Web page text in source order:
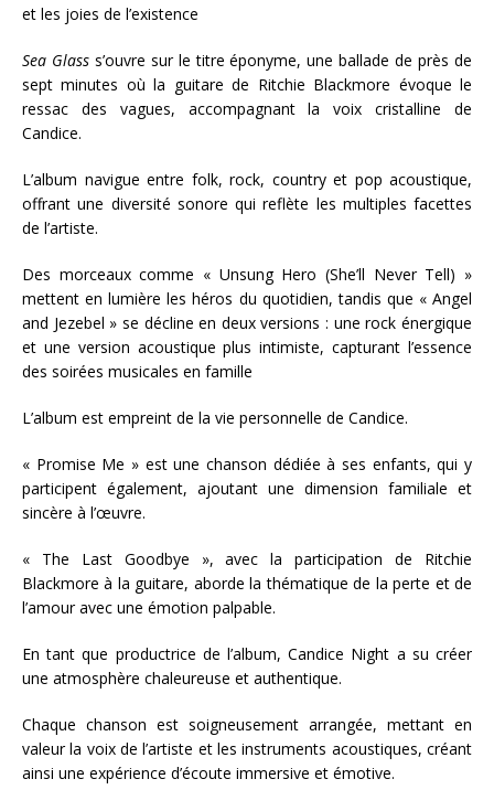
et les joies de l’existence
Sea Glasss’ouvre sur le titre éponyme, une ballade de près de
sept minutes où la guitare de Ritchie Blackmore évoque le
ressac des vagues, accompagnant la voix cristalline de
Candice.
L’album navigue entre folk, rock, country et pop acoustique,
offrant une diversité sonore qui reflète les multiples facettes
de l’artiste.
Des morceaux comme « Unsung Hero (She’ll Never Tell) »
mettent en lumière les héros du quotidien, tandis que « Angel
and Jezebel » se décline en deux versions : une rock énergique
et une version acoustique plus intimiste, capturant l’essence
des soirées musicales en famille
L’album est empreint de la vie personnelle de Candice.
« Promise Me » est une chanson dédiée à ses enfants, qui y
participent également, ajoutant une dimension familiale et
sincère à l’œuvre.
« The Last Goodbye », avec la participation de Ritchie
Blackmore à la guitare, aborde la thématique de la perte et de
l’amour avec une émotion palpable.
En tant que productrice de l’album, Candice Night a su créer
une atmosphère chaleureuse et authentique.
Chaque chanson est soigneusement arrangée, mettant en
valeur la voix de l’artiste et les instruments acoustiques, créant
ainsi une expérience d’écoute immersive et émotive.